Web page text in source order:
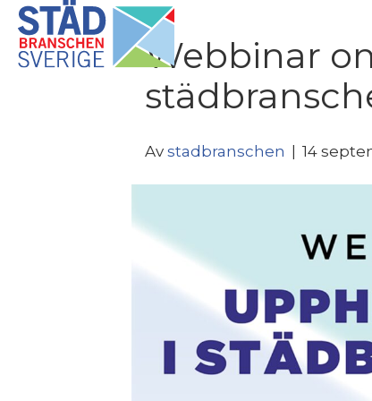
Webbinar
Av stadbranschen 14